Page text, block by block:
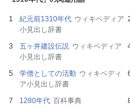
紀元前1310年代 ウィキペディア
小見出し辞書
五ヶ井建設伝説 ウィキペディア
小見出し辞書
学僧としての活動 ウィキペディ
ア小見出し辞書
1280年代 百科事典